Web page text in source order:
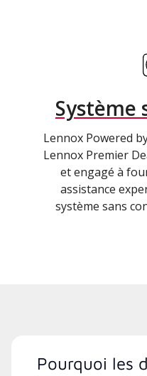
Système
Lennox Powered
Lennox Premier
et engagé à
assistance
système sans
Pourquoi les